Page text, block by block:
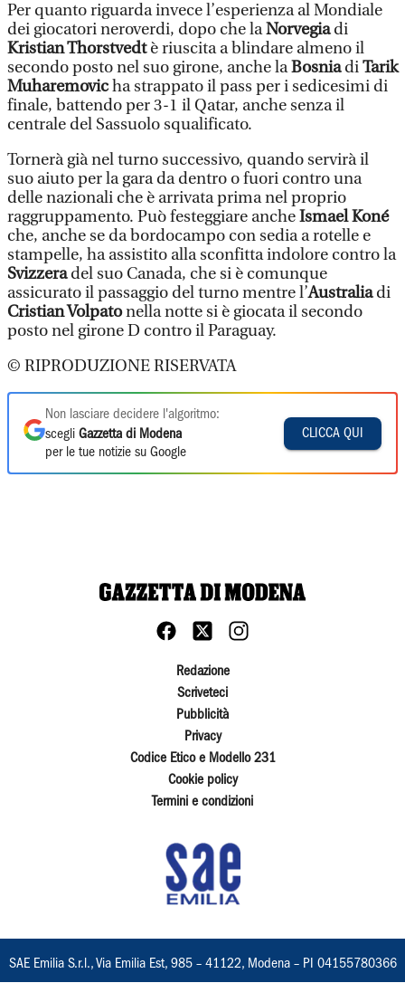
Per quanto riguarda invece l’esperienza al Mondiale
dei giocatori neroverdi, dopo che laNorvegiadi
Kristian Thorstvedtè riuscita a blindare almeno il
secondo posto nel suo girone, anche laBosniadiTarik
Muharemovicha strappato il pass per i sedicesimi di
finale, battendo per 3-1 il Qatar, anche senza il
centrale del Sassuolo squalificato.
Tornerà già nel turno successivo, quando servirà il
suo aiuto per la gara da dentro o fuori contro una
delle nazionali che è arrivata prima nel proprio
raggruppamento. Può festeggiare ancheIsmael Koné
che, anche se da bordocampo con sedia a rotelle e
stampelle, ha assistito alla sconfitta indolore contro la
Svizzeradel suo Canada, che si è comunque
assicurato il passaggio del turno mentre l’Australiadi
Cristian Volpatonella notte si è giocata il secondo
posto nel girone D contro il Paraguay.
© RIPRODUZIONE RISERVATA
Non lasciare decidere l'algoritmo:
scegli Gazzetta di Modena
per le tue notizie su Google
CLICCA QUI
Redazione
Scriveteci
Pubblicità
Privacy
Codice Etico e Modello 231
Cookie policy
Termini e condizioni
SAE Emilia S.r.l., Via Emilia Est, 985 – 41122, Modena – PI 04155780366